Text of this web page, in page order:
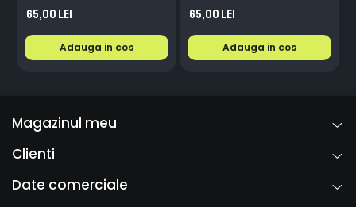
65,00 Lei
Adauga in cos
65,00 Lei
Adauga in cos
Magazinul meu
Clienti
Date comerciale